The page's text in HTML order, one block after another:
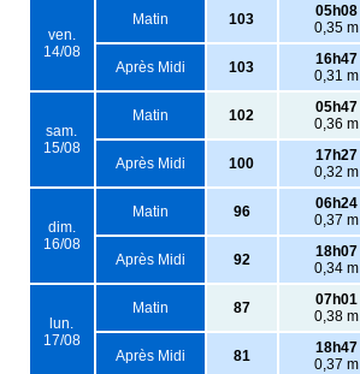
ven.
14/08
Matin 103
05h08
0,35 m
Après Midi 103
16h47
0,31 m
sam.
15/08
Matin 102
05h47
0,36 m
Après Midi 100
17h27
0,32 m
dim.
16/08
Matin 96
06h24
0,37 m
Après Midi 92
18h07
0,34 m
lun.
17/08
Matin 87
07h01
0,38 m
Après Midi 81
18h47
0,37 m